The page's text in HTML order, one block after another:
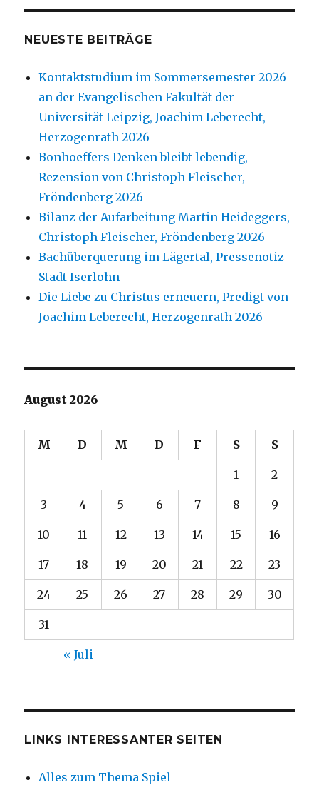
NEUESTE BEITRÄGE
Kontaktstudium im Sommersemester 2026
an der Evangelischen Fakultät der
Universität Leipzig, Joachim Leberecht,
Herzogenrath 2026
Bonhoeffers Denken bleibt lebendig,
Rezension von Christoph Fleischer,
Fröndenberg 2026
Bilanz der Aufarbeitung Martin Heideggers,
Christoph Fleischer, Fröndenberg 2026
Bachüberquerung im Lägertal, Pressenotiz
Stadt Iserlohn
Die Liebe zu Christus erneuern, Predigt von
Joachim Leberecht, Herzogenrath 2026
August 2026
M D M D F S S
1 2
3 4 5 6 7 8 9
10 11 12 13 14 15 16
17 18 19 20 21 22 23
24 25 26 27 28 29 30
31
« Juli
LINKS INTERESSANTER SEITEN
Alles zum Thema Spiel